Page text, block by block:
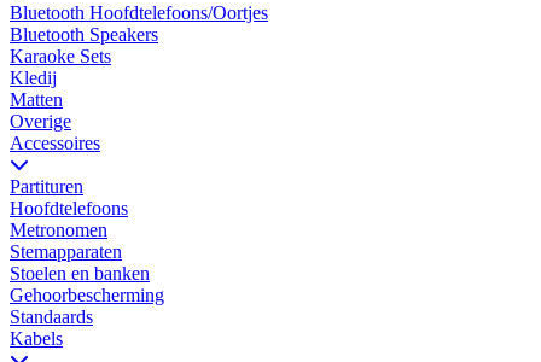
Bluetooth Hoofdtelefoons/Oortjes
Bluetooth Speakers
Karaoke Sets
Kledij
Matten
Overige
Accessoires
Partituren
Hoofdtelefoons
Metronomen
Stemapparaten
Stoelen en banken
Gehoorbescherming
Standaards
Kabels